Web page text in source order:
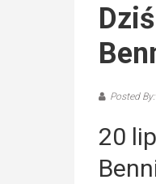
Posted
20